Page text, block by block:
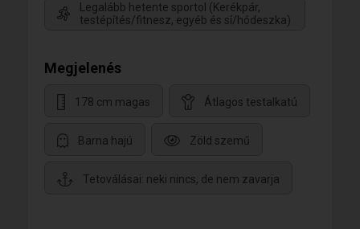
Legalább hetente sportol (Kerékpár,
testépítés/fitnesz, egyéb és sí/hódeszka)
Megjelenés
178 cm magas Átlagos testalkatú
Barna hajú Zöld szemű
Tetoválásai: neki nincs, de nem zavarja